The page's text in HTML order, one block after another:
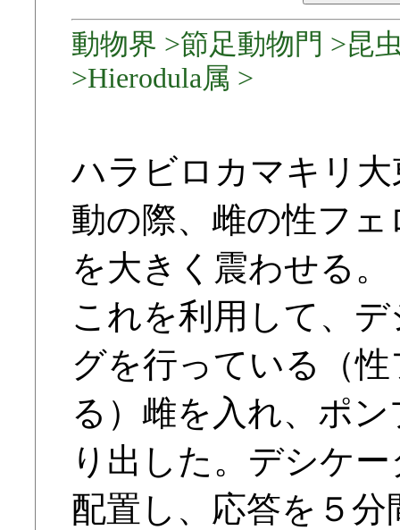
動物界 >節足動物門 >昆
>Hierodula属 >
ハラビロカマキリ
動の際、雌の性フ
を大きく震わせる。
これを利用して、
グを行っている（
る）雌を入れ、ポ
り出した。デシケ
配置し、応答を５分